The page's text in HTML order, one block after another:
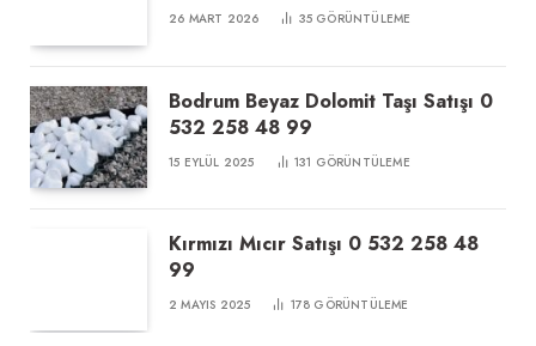
26 MART 2026 35 GÖRÜNTÜLEME
Bodrum Beyaz Dolomit Taşı Satışı 0
532 258 48 99
15 EYLÜL 2025 131 GÖRÜNTÜLEME
Kırmızı Mıcır Satışı 0 532 258 48
99
2 MAYIS 2025 178 GÖRÜNTÜLEME